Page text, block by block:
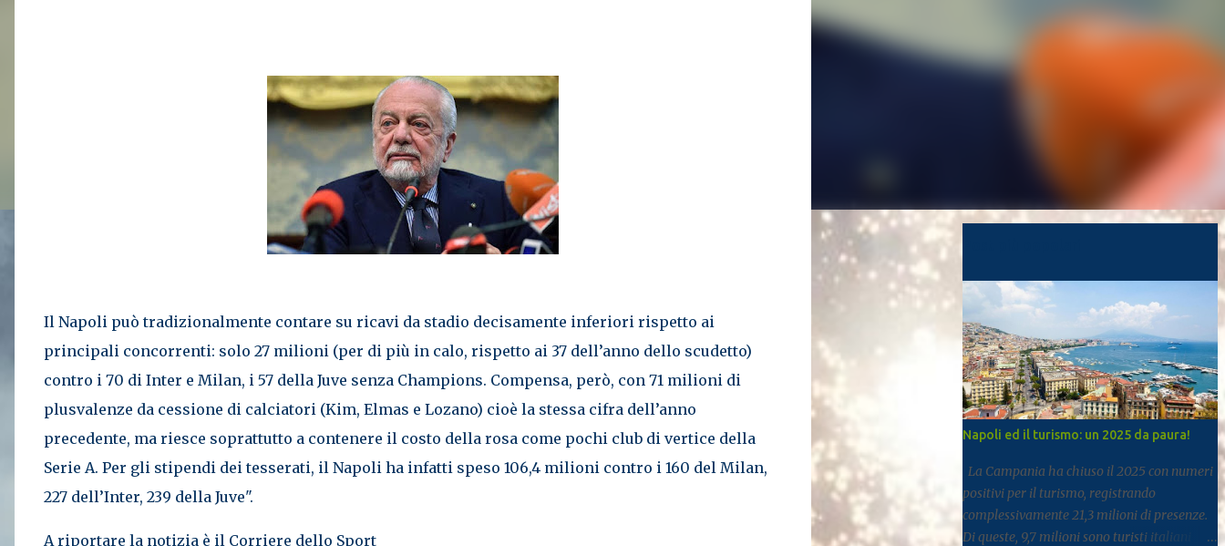
Il Napoli può tradizionalmente contare su ricavi da stadio decisamente inferiori rispetto ai
principali concorrenti: solo 27 milioni (per di più in calo, rispetto ai 37 dell’anno dello scudetto)
contro i 70 di Inter e Milan, i 57 della Juve senza Champions. Compensa, però, con 71 milioni di
plusvalenze da cessione di calciatori (Kim, Elmas e Lozano) cioè la stessa cifra dell’anno
precedente, ma riesce soprattutto a contenere il costo della rosa come pochi club di vertice della
Serie A. Per gli stipendi dei tesserati, il Napoli ha infatti speso 106,4 milioni contro i 160 del Milan,
227 dell’Inter, 239 della Juve".
A riportare la notizia è il Corriere dello Sport
Napoli ed il turismo: un 2025 da paura!
La Campania ha chiuso il 2025 con numeri
positivi per il turismo, registrando
complessivamente 21,3 milioni di presenze.
Di queste, 9,7 milioni sono turisti italiani